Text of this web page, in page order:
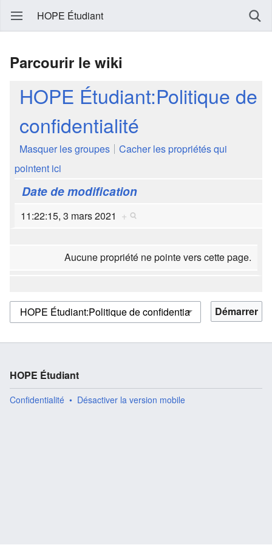
HOPE Étudiant
Parcourir le wiki
HOPE Étudiant:Politique de
confidentialité
Masquer les groupes
Cacher les propriétés qui
pointent ici
Date de modification
11:22:15, 3 mars 2021 +
Aucune propriété ne pointe vers cette page.
HOPE Étudiant
Confidentialité Désactiver la version mobile